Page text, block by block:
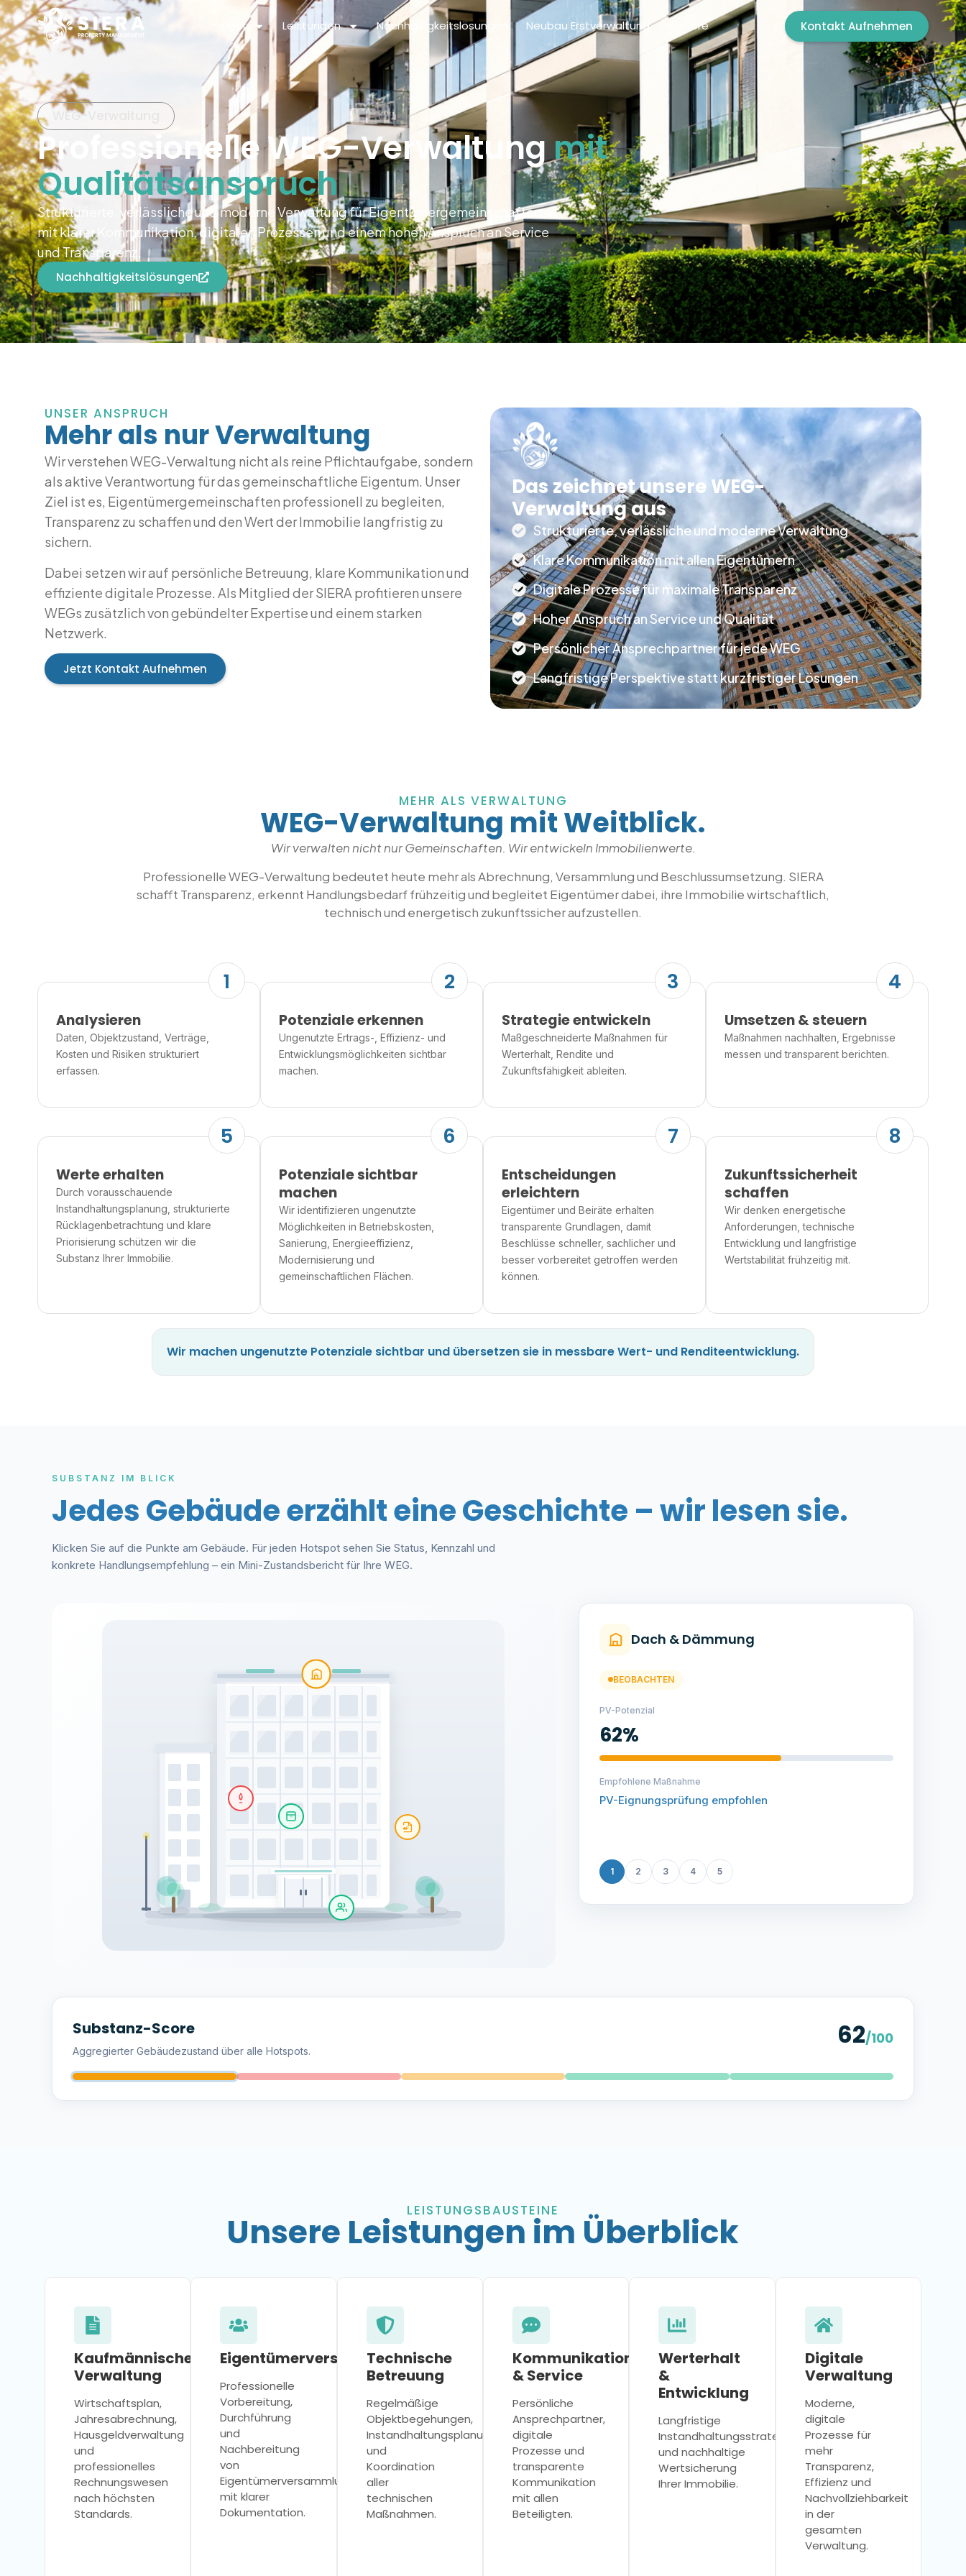
Über Leistungen Nachhaltigkeitslösungen Neubau Erstverwaltung Karriere Kontakt Aufnehmen
WEG-Verwaltung
Professionelle WEG-Verwaltungmit
Qualitätsanspruch
Strukturierte, verlässliche und moderne Verwaltung für Eigentümergemeinschaften —
mit klarer Kommunikation, digitalen Prozessen und einem hohen Anspruch an Service
und Transparenz.
Nachhaltigkeitslösungen
UNSER ANSPRUCH
Mehr als nur Verwaltung
Wir verstehen WEG-Verwaltung nicht als reine Pflichtaufgabe, sondern
als aktive Verantwortung für das gemeinschaftliche Eigentum. Unser
Ziel ist es, Eigentümergemeinschaften professionell zu begleiten,
Transparenz zu schaffen und den Wert der Immobilie langfristig zu
sichern.
Dabei setzen wir auf persönliche Betreuung, klare Kommunikation und
effiziente digitale Prozesse. Als Mitglied der SIERA profitieren unsere
WEGs zusätzlich von gebündelter Expertise und einem starken
Netzwerk.
Jetzt Kontakt Aufnehmen
Das zeichnet unsere WEG-
Verwaltung aus
Strukturierte, verlässliche und moderne Verwaltung
Klare Kommunikation mit allen Eigentümern
Digitale Prozesse für maximale Transparenz
Hoher Anspruch an Service und Qualität
Persönlicher Ansprechpartner für jede WEG
Langfristige Perspektive statt kurzfristiger Lösungen
MEHR ALS VERWALTUNG
WEG-Verwaltung mit Weitblick.
Wir verwalten nicht nur Gemeinschaften. Wir entwickeln Immobilienwerte.
Professionelle WEG-Verwaltung bedeutet heute mehr als Abrechnung, Versammlung und Beschlussumsetzung. SIERA
schafft Transparenz, erkennt Handlungsbedarf frühzeitig und begleitet Eigentümer dabei, ihre Immobilie wirtschaftlich,
technisch und energetisch zukunftssicher aufzustellen.
1
Analysieren
Daten, Objektzustand, Verträge,
Kosten und Risiken strukturiert
erfassen.
2
Potenziale erkennen
Ungenutzte Ertrags-, Effizienz- und
Entwicklungsmöglichkeiten sichtbar
machen.
3
Strategie entwickeln
Maßgeschneiderte Maßnahmen für
Werterhalt, Rendite und
Zukunftsfähigkeit ableiten.
4
Umsetzen & steuern
Maßnahmen nachhalten, Ergebnisse
messen und transparent berichten.
5
Werte erhalten
Durch vorausschauende
Instandhaltungsplanung, strukturierte
Rücklagenbetrachtung und klare
Priorisierung schützen wir die
Substanz Ihrer Immobilie.
6
Potenziale sichtbar
machen
Wir identifizieren ungenutzte
Möglichkeiten in Betriebskosten,
Sanierung, Energieeffizienz,
Modernisierung und
gemeinschaftlichen Flächen.
7
Entscheidungen
erleichtern
Eigentümer und Beiräte erhalten
transparente Grundlagen, damit
Beschlüsse schneller, sachlicher und
besser vorbereitet getroffen werden
können.
8
Zukunftssicherheit
schaffen
Wir denken energetische
Anforderungen, technische
Entwicklung und langfristige
Wertstabilität frühzeitig mit.
Wir machen ungenutzte Potenziale sichtbar und übersetzen sie in messbare Wert- und Renditeentwicklung.
SUBSTANZ IM BLICK
Jedes Gebäude erzählt eine Geschichte – wir lesen sie.
Klicken Sie auf die Punkte am Gebäude. Für jeden Hotspot sehen Sie Status, Kennzahl und
konkrete Handlungsempfehlung – ein Mini-Zustandsbericht für Ihre WEG.
Heizung & Energie
HANDLUNGSBEDARF
CO₂-Einsparpotenzial
32%
Empfohlene Maßnahme
Modernisierung Heizzentrale priorisieren
1 2 3 4 5
Substanz-Score
Aggregierter Gebäudezustand über alle Hotspots.
32/100
LEISTUNGSBAUSTEINE
Unsere Leistungen im Überblick
Kaufmännische
Verwaltung
Wirtschaftsplan,
Jahresabrechnung,
Hausgeldverwaltung
und
professionelles
Rechnungswesen
nach höchsten
Standards.
Eigentümerversammlungen
Professionelle
Vorbereitung,
Durchführung
und
Nachbereitung
von
Eigentümerversammlungen
mit klarer
Dokumentation.
Technische
Betreuung
Regelmäßige
Objektbegehungen,
Instandhaltungsplanung
und
Koordination
aller
technischen
Maßnahmen.
Kommunikation
& Service
Persönliche
Ansprechpartner,
digitale
Prozesse und
transparente
Kommunikation
mit allen
Beteiligten.
Werterhalt
&
Entwicklung
Langfristige
Instandhaltungsstrategien
und nachhaltige
Wertsicherung
Ihrer Immobilie.
Digitale
Verwaltung
Moderne,
digitale
Prozesse für
mehr
Transparenz,
Effizienz und
Nachvollziehbarkeit
in der
gesamten
Verwaltung.